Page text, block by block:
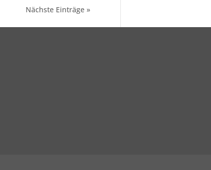
Nächste Einträge »